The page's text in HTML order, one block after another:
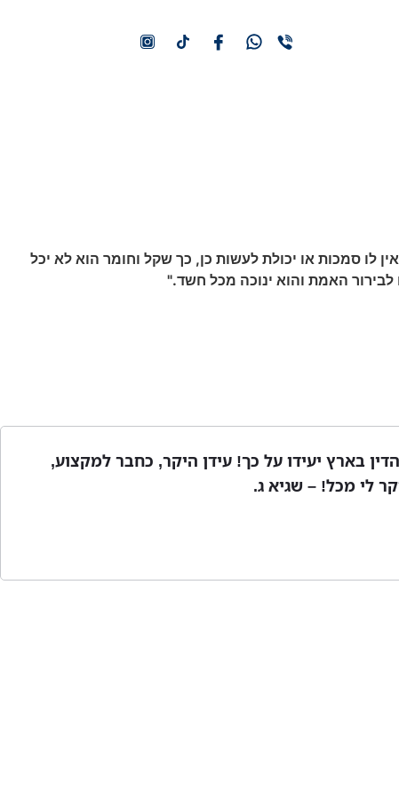
סמכות או יכולת לעשות כן, כך שקל וחומר הוא לא יכל
האמת והוא ינוכה מכל חשד."
בארץ יעידו על כך! עידן היקר, כחבר למקצוע,
לי מכל! – שגיא ג.